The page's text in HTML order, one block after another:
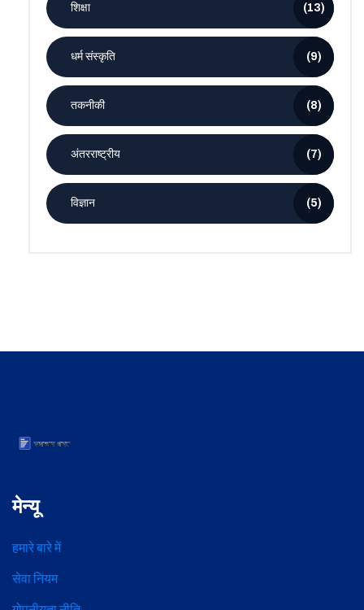
शिक्षा (13)
धर्म संस्कृति (9)
तकनीकी (8)
अंतरराष्ट्रीय (7)
विज्ञान (5)
मेन्यू
हमारे बारे में
सेवा नियम